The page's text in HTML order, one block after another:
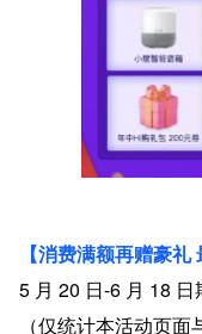
【消费满额再赠豪
5 月 20 日-6 月 18
（仅统计本活动页